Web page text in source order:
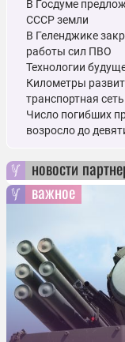
В Госдуме
СССР земли
В Геленджике
работы сил ПВО
Технологии
Километры
транспортная сеть
Число погибших
возросло до
новости
важное